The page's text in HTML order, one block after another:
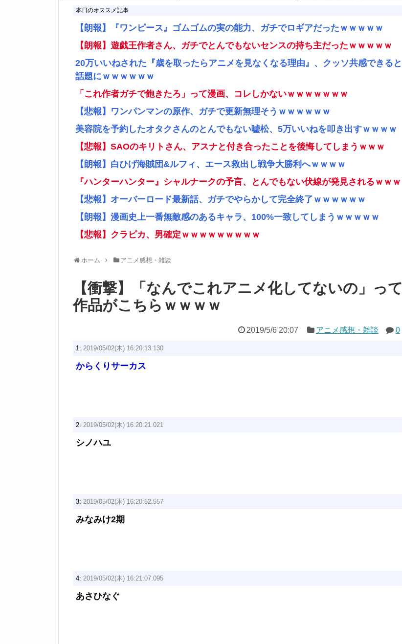
本日のオススメ記事
【朗報】『ワンピース』ゴムゴムの実の能力、ガチでロギアだったｗｗｗｗｗ
【朗報】遊戯王作者さん、ガチでとんでもないセンスの持ち主だったｗｗｗｗｗ
20万いいねされた『歳を取ったらアニメを見なくなる理由』、クッソ共感できると
話題にｗｗｗｗｗｗ
「これ作者ガチで飽きたろ」って漫画、コレしかないｗｗｗｗｗｗｗ
【悲報】ワンパンマンの原作、ガチで更新無理そうｗｗｗｗｗｗ
美容院を予約したオタクさんのとんでもない嘘松、5万いいねを叩き出すｗｗｗｗ
【悲報】SAOのキリトさん、アスナと付き合ったことを後悔してしまうｗｗｗ
【朗報】白ひげ海賊団&ルフィ、エース救出し戦争大勝利へｗｗｗｗ
『ハンターハンター』シャルナークの予言、とんでもない伏線が発見されるｗｗｗ
【悲報】オーバーロード最新話、ガチでやらかして完全終了ｗｗｗｗｗｗ
【朗報】漫画史上一番無敵感のあるキャラ、100%一致してしまうｗｗｗｗｗ
【悲報】クラピカ、男確定ｗｗｗｗｗｗｗｗｗ
ホーム アニメ感想・雑談
【衝撃】「なんでこれアニメ化してないの」って
作品がこちらｗｗｗｗ
2019/5/6 20:07 アニメ感想・雑談 0
1: 2019/05/02(木) 16:20:13.130
からくりサーカス
2: 2019/05/02(木) 16:20:21.021
シノハユ
3: 2019/05/02(木) 16:20:52.557
みなみけ2期
4: 2019/05/02(木) 16:21:07.095
あさひなぐ